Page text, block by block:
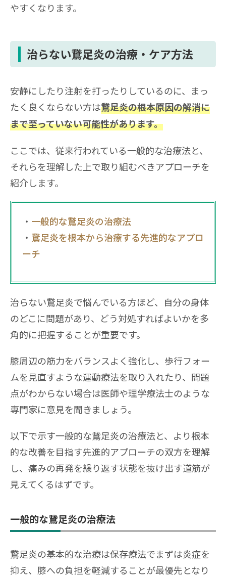
やすくなります。
治らない鵞足炎の治療・ケア方法
安静にしたり注射を打ったりしているのに、まっ
たく良くならない方は鵞足炎の根本原因の解消に
まで至っていない可能性があります。
ここでは、従来行われている一般的な治療法と、
それらを理解した上で取り組むべきアプローチを
紹介します。
一般的な鵞足炎の治療法
鵞足炎を根本から治療する先進的なアプロ
ーチ
治らない鵞足炎で悩んでいる方ほど、自分の身体
のどこに問題があり、どう対処すればよいかを多
角的に把握することが重要です。
膝周辺の筋力をバランスよく強化し、歩行フォー
ムを見直すような運動療法を取り入れたり、問題
点がわからない場合は医師や理学療法士のような
専門家に意見を聞きましょう。
以下で示す一般的な鵞足炎の治療法と、より根本
的な改善を目指す先進的アプローチの双方を理解
し、痛みの再発を繰り返す状態を抜け出す道筋が
見えてくるはずです。
一般的な鵞足炎の治療法
鵞足炎の基本的な治療は保存療法でまずは炎症を
抑え、膝への負担を軽減することが最優先となり